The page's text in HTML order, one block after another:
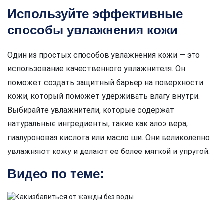
Используйте эффективные
способы увлажнения кожи
Один из простых способов увлажнения кожи — это
использование качественного увлажнителя. Он
поможет создать защитный барьер на поверхности
кожи, который поможет удерживать влагу внутри.
Выбирайте увлажнители, которые содержат
натуральные ингредиенты, такие как алоэ вера,
гиалуроновая кислота или масло ши. Они великолепно
увлажняют кожу и делают ее более мягкой и упругой.
Видео по теме: